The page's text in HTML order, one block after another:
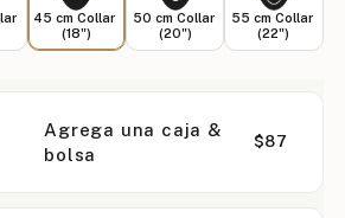
45 cm Collar
(18")
50 cm Collar
(20")
55 cm Collar
(22")
Agrega una caja &
bolsa
$87